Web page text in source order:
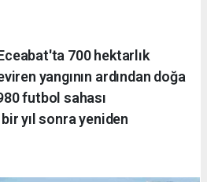
700 hektarlık
yangının ardından doğa
futbol sahası
yıl sonra yeniden